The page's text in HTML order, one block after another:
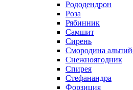
Рододендрон
Роза
Рябинник
Самшит
Сирень
Смородина
Снежноягодник
Спирея
Стефанандра
Форзиция